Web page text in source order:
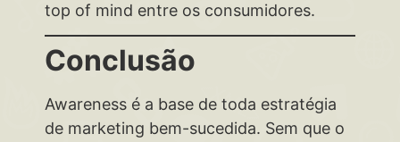
top of mind entre os consumidores.
Conclusão
Awareness é a base de toda estratégia
de marketing bem-sucedida. Sem que o